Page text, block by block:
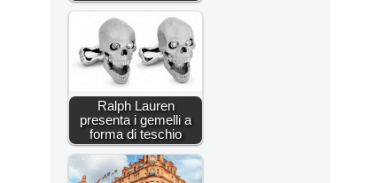
Ralph Lauren
presenta i gemelli a
forma di teschio